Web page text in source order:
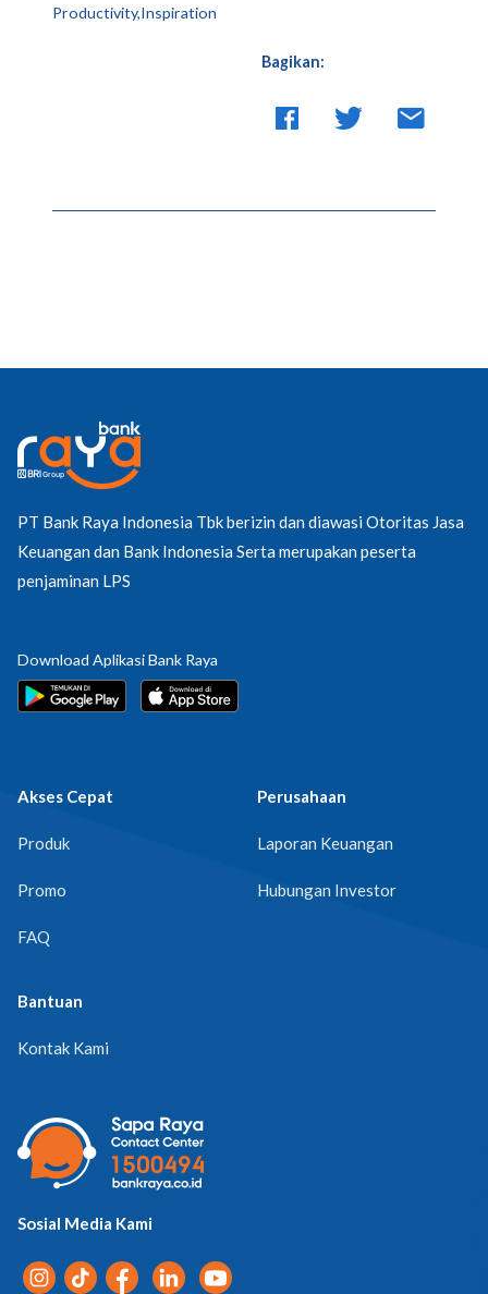
Productivity,Inspiration
Bagikan:
PT Bank Raya Indonesia Tbk berizin dan diawasi Otoritas Jasa
Keuangan dan Bank Indonesia Serta merupakan peserta
penjaminan LPS
Download Aplikasi Bank Raya
Akses Cepat
Produk
Promo
FAQ
Perusahaan
Laporan Keuangan
Hubungan Investor
Bantuan
Kontak Kami
Sosial Media Kami